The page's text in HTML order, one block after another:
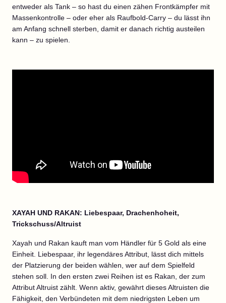
entweder als Tank – so hast du einen zähen Frontkämpfer mit
Massenkontrolle – oder eher als Raufbold-Carry – du lässt ihn
am Anfang schnell sterben, damit er danach richtig austeilen
kann – zu spielen.
XAYAH UND RAKAN: Liebespaar, Drachenhoheit,
Trickschuss/Altruist
Xayah und Rakan kauft man vom Händler für 5 Gold als eine
Einheit. Liebespaar, ihr legendäres Attribut, lässt dich mittels
der Platzierung der beiden wählen, wer auf dem Spielfeld
stehen soll. In den ersten zwei Reihen ist es Rakan, der zum
Attribut Altruist zählt. Wenn aktiv, gewährt dieses Altruisten die
Fähigkeit, den Verbündeten mit dem niedrigsten Leben um